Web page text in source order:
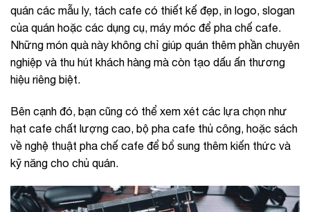
quán các mẫu ly, tách cafe có thiết kế đẹp, in logo, slogan
của quán hoặc các dụng cụ, máy móc để pha chế cafe.
Những món quà này không chỉ giúp quán thêm phần chuyên
nghiệp và thu hút khách hàng mà còn tạo dấu ấn thương
hiệu riêng biệt.
Bên cạnh đó, bạn cũng có thể xem xét các lựa chọn như
hạt cafe chất lượng cao, bộ pha cafe thủ công, hoặc sách
về nghệ thuật pha chế cafe để bổ sung thêm kiến thức và
kỹ năng cho chủ quán.